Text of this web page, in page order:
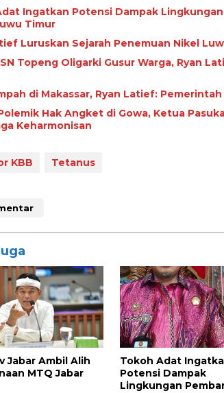
Ingatkan Potensi Dampak
Timur
Luruskan Sejarah Penemuan Nikel
Topeng Oligarki Gusur Warga, Ryan
di Makassar, Ryan Latief:
Hak Angket di Gowa, Ketua
Keharmonisan
KBB Tetanus
Jabar Ambil Alih
MTQ Jabar
Tokoh Adat
Potensi Dampak
Lingkungan